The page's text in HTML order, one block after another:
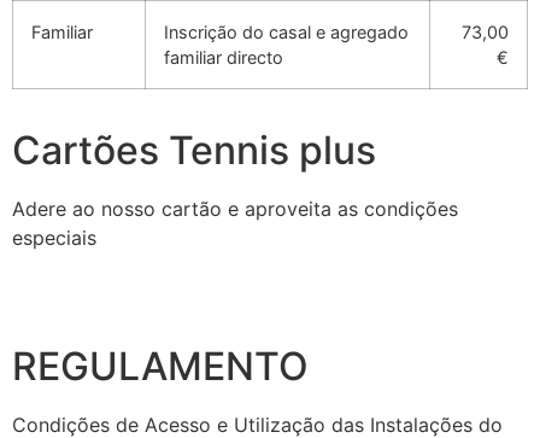
Familiar
Inscrição do casal e agregado
familiar directo
73,00
€
Cartões Tennis plus
Adere ao nosso cartão e aproveita as condições
especiais
REGULAMENTO
Condições de Acesso e Utilização das Instalações do